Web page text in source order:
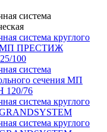
система
система круглого
МП ПРЕСТИЖ
100
система
сечения МП
76
система круглого
система круглого